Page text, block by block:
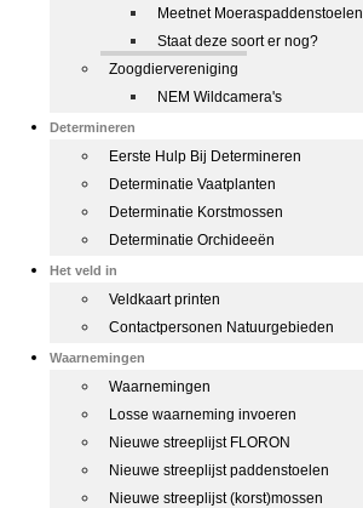
Meetnet Moeraspaddenstoelen
Staat deze soort er nog?
Zoogdiervereniging
NEM Wildcamera's
Determineren
Eerste Hulp Bij Determineren
Determinatie Vaatplanten
Determinatie Korstmossen
Determinatie Orchideeën
Het veld in
Veldkaart printen
Contactpersonen Natuurgebieden
Waarnemingen
Waarnemingen
Losse waarneming invoeren
Nieuwe streeplijst FLORON
Nieuwe streeplijst paddenstoelen
Nieuwe streeplijst (korst)mossen